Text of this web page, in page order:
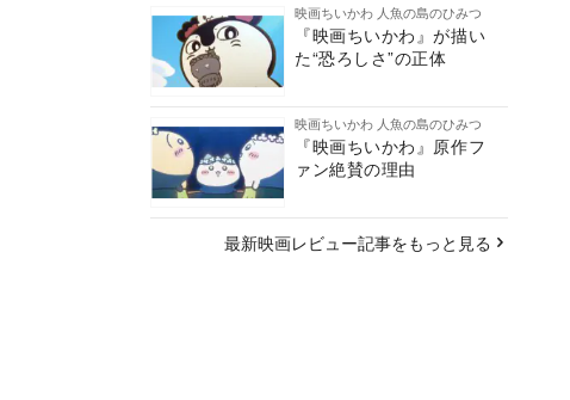
映画ちいかわ 人魚の島のひみつ
『映画ちいかわ』が描い
た“恐ろしさ”の正体
映画ちいかわ 人魚の島のひみつ
『映画ちいかわ』原作フ
ァン絶賛の理由
最新映画レビュー記事をもっと見る